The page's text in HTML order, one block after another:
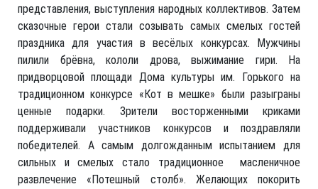
представления, выступления народных коллективов. Затем
сказочные герои стали созывать самых смелых гостей
праздника для участия в весёлых конкурсах. Мужчины
пилили брёвна, кололи дрова, выжимание гири. На
придворцовой площади Дома культуры им. Горького на
традиционном конкурсе «Кот в мешке» были разыграны
ценные подарки. Зрители восторженными криками
поддерживали участников конкурсов и поздравляли
победителей. А самым долгожданным испытанием для
сильных и смелых стало традиционное масленичное
развлечение «Потешный столб». Желающих покорить